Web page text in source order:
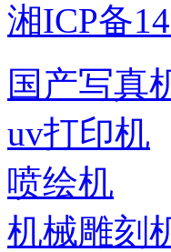
湘ICP备
国产写真
uv打印机
喷绘机
机械雕刻